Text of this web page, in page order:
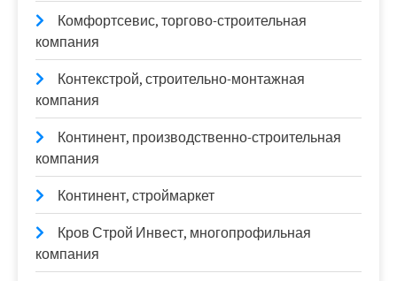
Комфортсевис, торгово-строительная
компания
Контекстрой, строительно-монтажная
компания
Континент, производственно-строительная
компания
Континент, строймаркет
Кров Строй Инвест, многопрофильная
компания